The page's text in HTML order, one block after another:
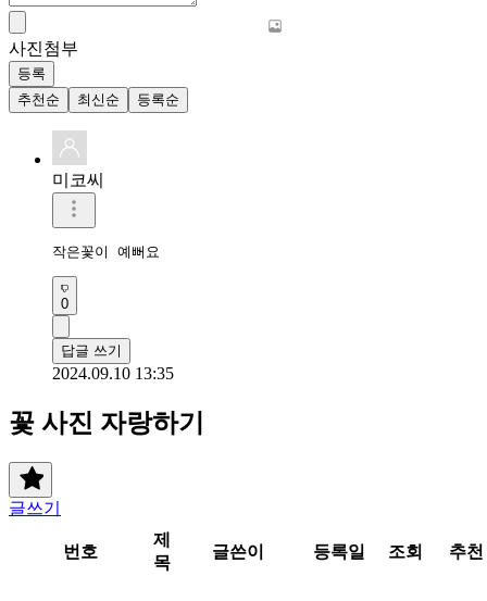
사진첨부
등록
추천순
최신순 등록순
미코씨
작은꽃이 예뻐요
0
답글 쓰기
2024.09.10 13:35
꽃 사진 자랑하기
글쓰기
번호
제
목
글쓴이 등록일 조회 추천